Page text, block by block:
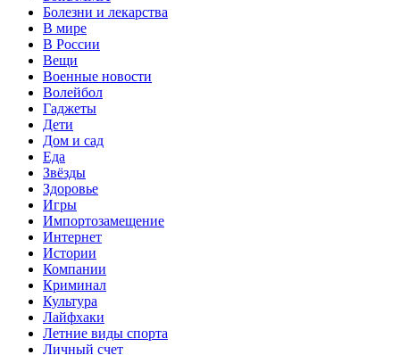
Болезни и лекарства
В мире
В России
Вещи
Военные новости
Волейбол
Гаджеты
Дети
Дом и сад
Еда
Звёзды
Здоровье
Игры
Импортозамещение
Интернет
Истории
Компании
Криминал
Культура
Лайфхаки
Летние виды спорта
Личный счет